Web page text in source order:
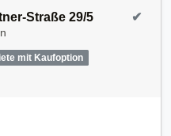
Straße 29/5
mit Kaufoption
✔